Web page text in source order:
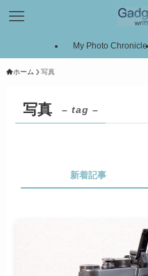
My Photo Chronicle
ホーム 写真
写真 – tag –
新着記事